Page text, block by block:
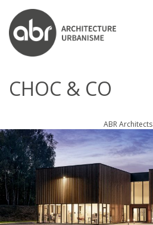
ABR ARCHITECTS
CHOC & CO
ABR Architects